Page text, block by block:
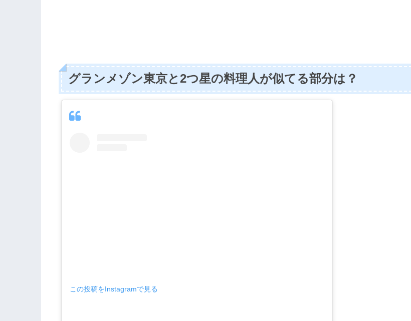
グランメゾン東京と2つ星の料理人が似てる部分は？
この投稿をInstagramで見る